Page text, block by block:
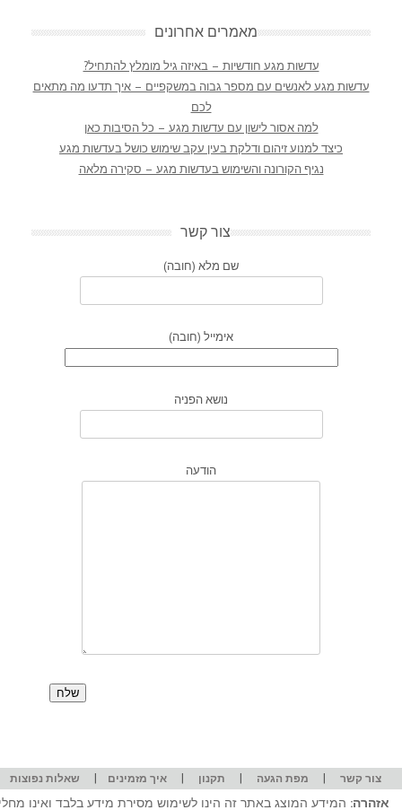
מאמרים אחרונים
עדשות מגע חודשיות – באיזה גיל מומלץ להתחיל?
עדשות מגע לאנשים עם מספר גבוה במשקפיים – איך תדעו מה מתאים
לכם
למה אסור לישון עם עדשות מגע – כל הסיבות כאן
כיצד למנוע זיהום ודלקת בעין עקב שימוש כושל בעדשות מגע
נגיף הקורונה והשימוש בעדשות מגע – סקירה מלאה
צור קשר
שם מלא (חובה)
אימייל (חובה)
נושא הפניה
הודעה
צור קשר | מפת הגעה | תקנון |איך מזמינים | שאלות נפוצות
אזהרה: המידע המוצג באתר זה הינו לשימוש מסירת מידע בלבד ואינו